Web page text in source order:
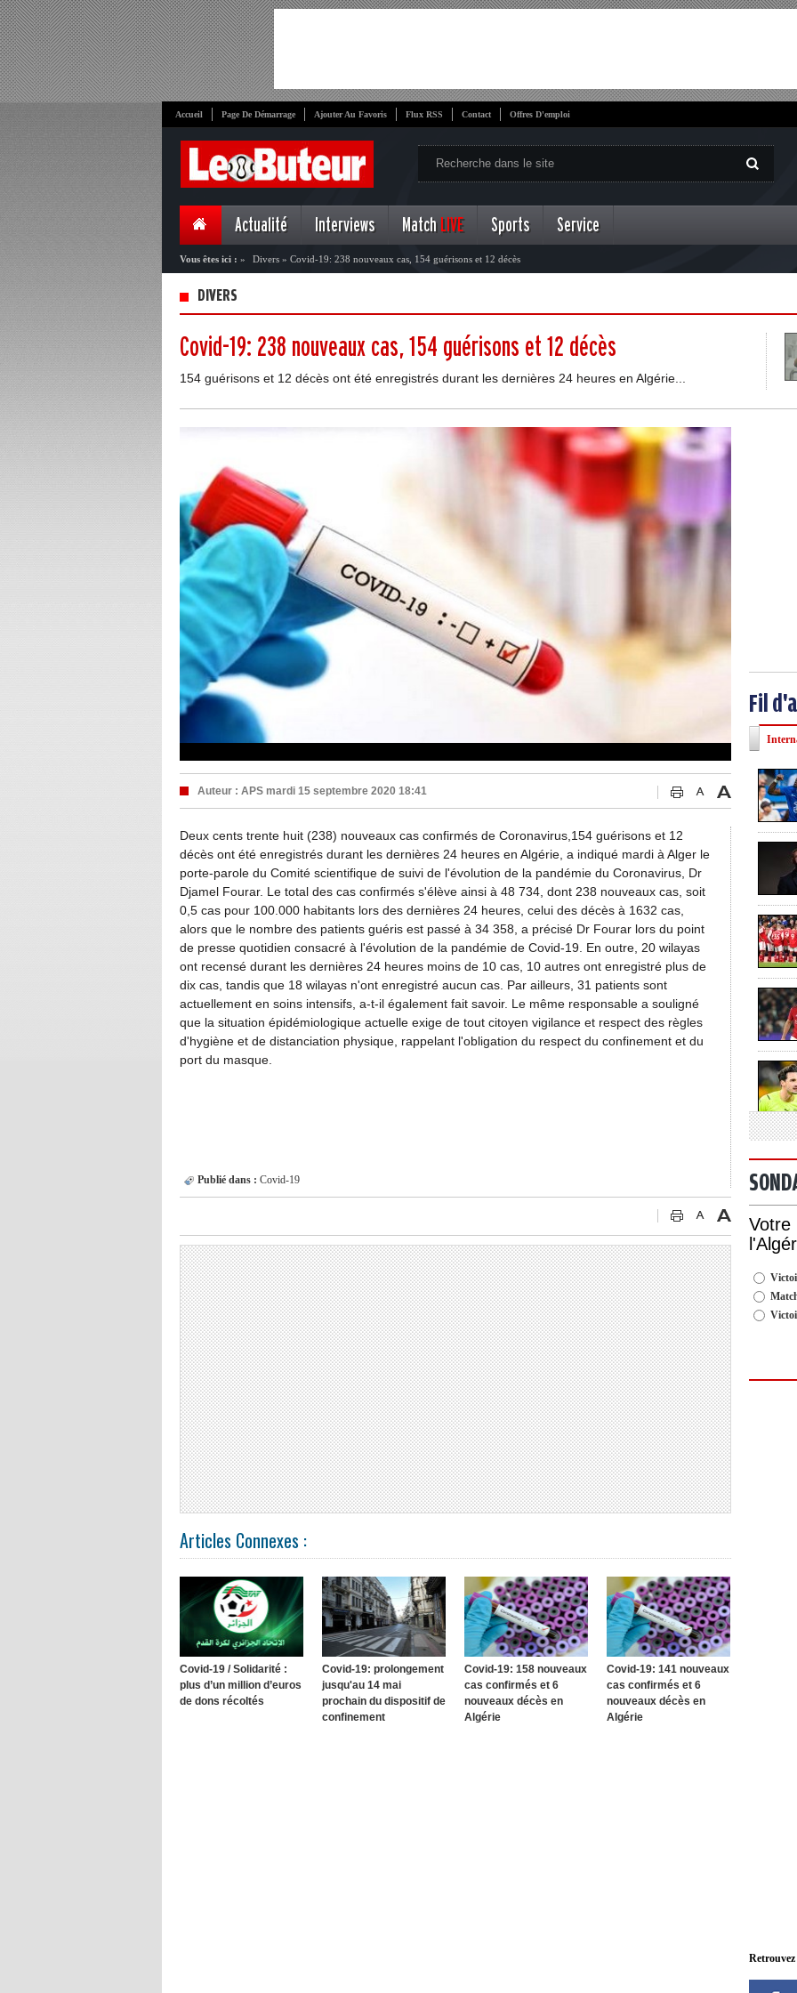
Accueil Page De Démarrage Ajouter Au Favoris Flux RSS Contact Offres D'emploi
Actualité Interviews Match LIVE Sports Service
Vous êtes ici : » Divers » Covid-19: 238 nouveaux cas, 154 guérisons et 12 décès
DIVERS
Covid-19: 238 nouveaux cas, 154 guérisons et 12 décès
154 guérisons et 12 décès ont été enregistrés durant les dernières 24 heures en Algérie...
Auteur : APS mardi 15 septembre 2020 18:41
Deux cents trente huit (238) nouveaux cas confirmés de Coronavirus,154 guérisons et 12
décès ont été enregistrés durant les dernières 24 heures en Algérie, a indiqué mardi à Alger le
porte-parole du Comité scientifique de suivi de l'évolution de la pandémie du Coronavirus, Dr
Djamel Fourar. Le total des cas confirmés s'élève ainsi à 48 734, dont 238 nouveaux cas, soit
0,5 cas pour 100.000 habitants lors des dernières 24 heures, celui des décès à 1632 cas,
alors que le nombre des patients guéris est passé à 34 358, a précisé Dr Fourar lors du point
de presse quotidien consacré à l'évolution de la pandémie de Covid-19. En outre, 20 wilayas
ont recensé durant les dernières 24 heures moins de 10 cas, 10 autres ont enregistré plus de
dix cas, tandis que 18 wilayas n'ont enregistré aucun cas. Par ailleurs, 31 patients sont
actuellement en soins intensifs, a-t-il également fait savoir. Le même responsable a souligné
que la situation épidémiologique actuelle exige de tout citoyen vigilance et respect des règles
d'hygiène et de distanciation physique, rappelant l'obligation du respect du confinement et du
port du masque.
Publié dans : Covid-19
Articles Connexes :
Covid-19 / Solidarité :
plus d’un million d’euros
de dons récoltés
Covid-19: prolongement
jusqu'au 14 mai
prochain du dispositif de
confinement
Covid-19: 158 nouveaux
cas confirmés et 6
nouveaux décès en
Algérie
Covid-19: 141 nouveaux
cas confirmés et 6
nouveaux décès en
Algérie
Fil
Votre